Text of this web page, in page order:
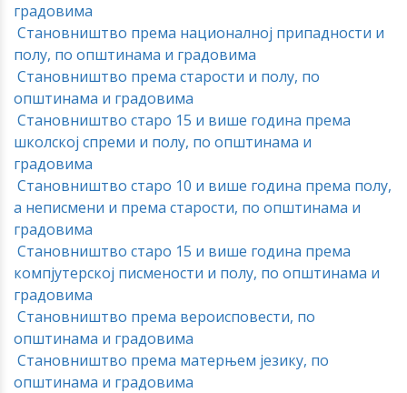
градовима
Становништво према националној припадности и
полу, по општинама и градовима
Становништво према старости и полу, по
општинама и градовима
Становништво старо 15 и више година према
школској спреми и полу, по општинама и
градовима
Становништво старо 10 и више година према полу,
а неписмени и према старости, по општинама и
градовима
Становништво старо 15 и више година према
компјутерској писмености и полу, по општинама и
градовима
Становништво према вероисповести, по
општинама и градовима
Становништво према матерњем језику, по
општинама и градовима